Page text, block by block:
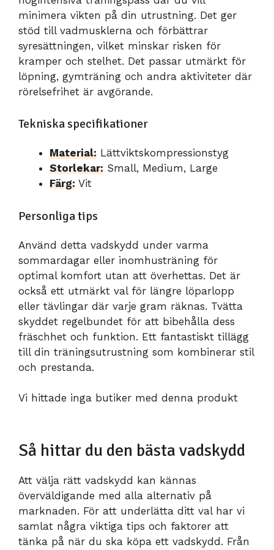
minimera vikten på din utrustning. Det ger
stöd till vadmusklerna och förbättrar
syresättningen, vilket minskar risken för
kramper och stelhet. Det passar utmärkt för
löpning, gymträning och andra aktiviteter där
rörelsefrihet är avgörande.
Tekniska specifikationer
Material: Lättviktskompressionstyg
Storlekar: Small, Medium, Large
Färg: Vit
Personliga tips
Använd detta vadskydd under varma
sommardagar eller inomhusträning för
optimal komfort utan att överhettas. Det är
också ett utmärkt val för längre löparlopp
eller tävlingar där varje gram räknas. Tvätta
skyddet regelbundet för att bibehålla dess
fräschhet och funktion. Ett fantastiskt tillägg
till din träningsutrustning som kombinerar stil
och prestanda.
Vi hittade inga butiker med denna produkt
Så hittar du den bästa vadskydd
Att välja rätt vadskydd kan kännas
överväldigande med alla alternativ på
marknaden. För att underlätta ditt val har vi
samlat några viktiga tips och faktorer att
tänka på när du ska köpa ett vadskydd. Från